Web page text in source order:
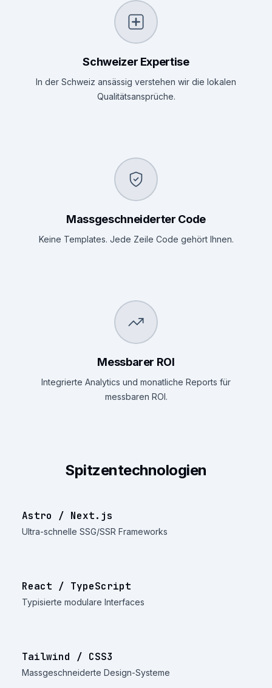
Schweizer Expertise
In der Schweiz ansässig verstehen wir die lokalen
Qualitätsansprüche.
Massgeschneiderter Code
Keine Templates. Jede Zeile Code gehört Ihnen.
Messbarer ROI
Integrierte Analytics und monatliche Reports für
messbaren ROI.
Spitzentechnologien
Astro / Next.js
Ultra-schnelle SSG/SSR Frameworks
React / TypeScript
Typisierte modulare Interfaces
Tailwind / CSS3
Massgeschneiderte Design-Systeme